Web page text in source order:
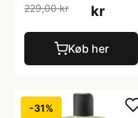
229,00 kr
kr
Køb her
-31%